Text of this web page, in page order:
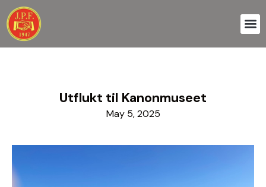
Skip
to
content
Utflukt til Kanonmuseet
May 5, 2025